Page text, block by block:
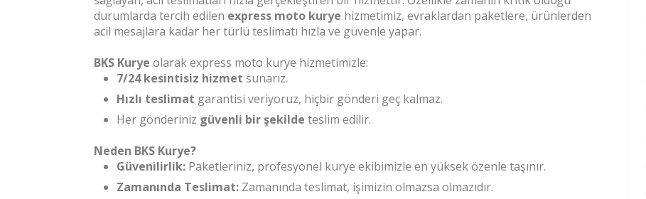
durumlarda tercih edilen express moto kurye hizmetimiz, evraklardan paketlere, ürünlerden
acil mesajlara kadar her türlü teslimatı hızla ve güvenle yapar.
BKS Kurye olarak express moto kurye hizmetimizle:
7/24 kesintisiz hizmet sunarız.
Hızlı teslimat garantisi veriyoruz, hiçbir gönderi geç kalmaz.
Her gönderiniz güvenli bir şekilde teslim edilir.
Neden BKS Kurye?
Güvenilirlik: Paketleriniz, profesyonel kurye ekibimizle en yüksek özenle taşınır.
Zamanında Teslimat: Zamanında teslimat, işimizin olmazsa olmazıdır.